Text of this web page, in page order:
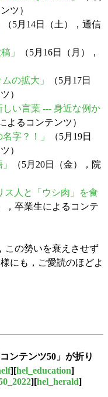
ツ）
（5月14日（土），通信
」
（5月16日（月），
の拡大」
（5月17日
）
い言葉 --- 身近な例か
よるコンテンツ）
字？！」
（5月19日
）
（5月20日（金），院
ス人と「ウシ肉」を食
，卒業生によるコンテ
の勢いを衰えさせず
にも，ご愛読のほどよ
ンテンツ50」が折り
][hel_education]
][hel_herald]